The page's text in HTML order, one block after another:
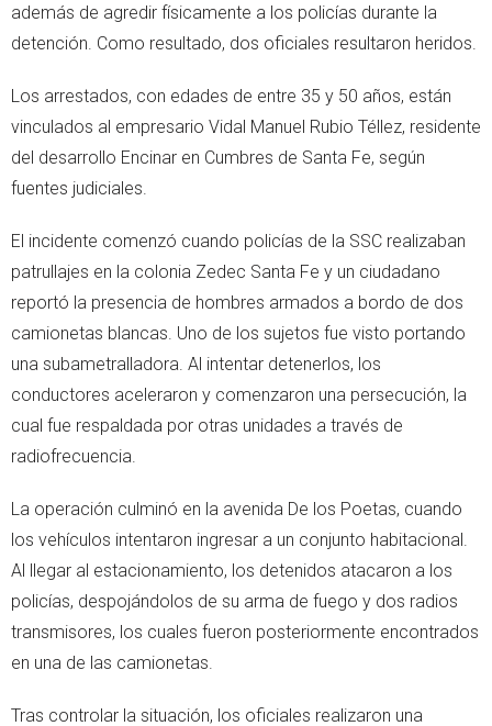
además de agredir físicamente a los policías durante la
detención. Como resultado, dos oficiales resultaron heridos.
Los arrestados, con edades de entre 35 y 50 años, están
vinculados al empresario Vidal Manuel Rubio Téllez, residente
del desarrollo Encinar en Cumbres de Santa Fe, según
fuentes judiciales.
El incidente comenzó cuando policías de la SSC realizaban
patrullajes en la colonia Zedec Santa Fe y un ciudadano
reportó la presencia de hombres armados a bordo de dos
camionetas blancas. Uno de los sujetos fue visto portando
una subametralladora. Al intentar detenerlos, los
conductores aceleraron y comenzaron una persecución, la
cual fue respaldada por otras unidades a través de
radiofrecuencia.
La operación culminó en la avenida De los Poetas, cuando
los vehículos intentaron ingresar a un conjunto habitacional.
Al llegar al estacionamiento, los detenidos atacaron a los
policías, despojándolos de su arma de fuego y dos radios
transmisores, los cuales fueron posteriormente encontrados
en una de las camionetas.
Tras controlar la situación, los oficiales realizaron una